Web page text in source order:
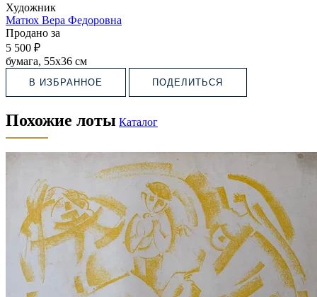
Художник
Матюх Вера Федоровна
Продано за
5 500 ₽
бумага, 55х36 см
В ИЗБРАННОЕ ПОДЕЛИТЬСЯ
Похожие лоты Каталог